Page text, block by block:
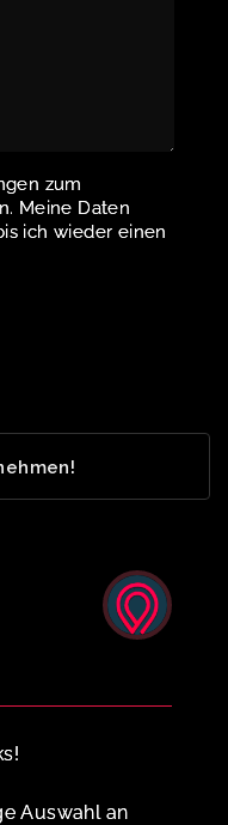
zum
Meine Daten
ich wieder einen
Auswahl an